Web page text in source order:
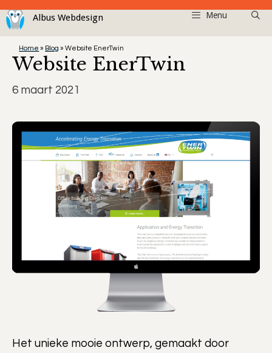
Ga
naar
inhoud
Menu
Home»Blog»Website EnerTwin
Website EnerTwin
6 maart 2021
Het unieke mooie ontwerp, gemaakt door